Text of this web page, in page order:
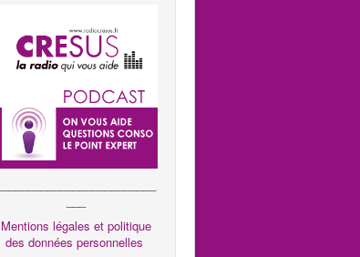
Mentions légales et politique
des données personnelles